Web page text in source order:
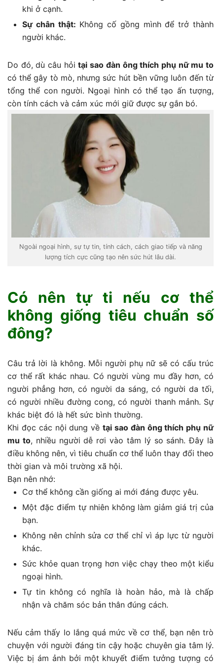
khi ở cạnh.
Sự chân thật: Không cố gồng mình để trở thành
người khác.
Do đó, dù câu hỏitại sao đàn ông thích phụ nữ mu to
có thể gây tò mò, nhưng sức hút bền vững luôn đến từ
tổng thể con người. Ngoại hình có thể tạo ấn tượng,
còn tính cách và cảm xúc mới giữ được sự gắn bó.
Ngoài ngoại hình, sự tự tin, tính cách, cách giao tiếp và năng
lượng tích cực cũng tạo nên sức hút lâu dài.
Có nên tự ti nếu cơ thể
không giống tiêu chuẩn số
đông?
Câu trả lời là không. Mỗi người phụ nữ sẽ có cấu trúc
cơ thể rất khác nhau. Có người vùng mu đầy hơn, có
người phẳng hơn, có người da sáng, có người da tối,
có người nhiều đường cong, có người thanh mảnh. Sự
khác biệt đó là hết sức bình thường.
Khi đọc các nội dung về tại sao đàn ông thích phụ nữ
mu to, nhiều người dễ rơi vào tâm lý so sánh. Đây là
điều không nên, vì tiêu chuẩn cơ thể luôn thay đổi theo
thời gian và môi trường xã hội.
Bạn nên nhớ:
Cơ thể không cần giống ai mới đáng được yêu.
Một đặc điểm tự nhiên không làm giảm giá trị của
bạn.
Không nên chỉnh sửa cơ thể chỉ vì áp lực từ người
khác.
Sức khỏe quan trọng hơn việc chạy theo một kiểu
ngoại hình.
Tự tin không có nghĩa là hoàn hảo, mà là chấp
nhận và chăm sóc bản thân đúng cách.
Nếu cảm thấy lo lắng quá mức về cơ thể, bạn nên trò
chuyện với người đáng tin cậy hoặc chuyên gia tâm lý.
Việc bị ám ảnh bởi một khuyết điểm tưởng tượng có